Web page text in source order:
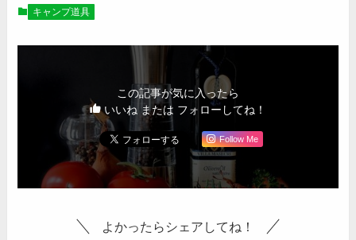
キャンプ道具
この記事が気に入ったら
いいね または フォローしてね！
Follow Me
よかったらシェアしてね！